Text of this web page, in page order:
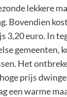
lekkere
Bovendien
3,20 euro. In
gemeenten,
Het
prijs
een warme